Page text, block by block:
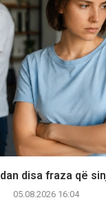
disa fraza që
05.08.2026 16:04